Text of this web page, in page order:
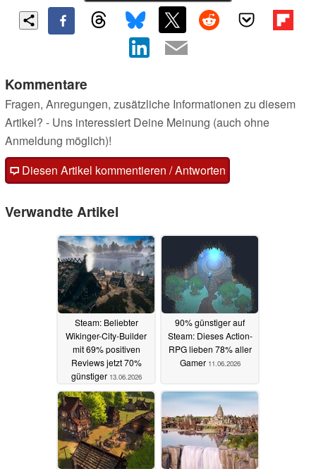
Kommentare
Fragen, Anregungen, zusätzliche Informationen zu diesem
Artikel? - Uns interessiert Deine Meinung (auch ohne
Anmeldung möglich)!
Diesen Artikel kommentieren / Antworten
Verwandte Artikel
Steam: Beliebter
Wikinger-City-Builder
mit 69% positiven
Reviews jetzt 70%
günstiger 13.06.2026
90% günstiger auf
Steam: Dieses Action-
RPG lieben 78% aller
Gamer 11.06.2026